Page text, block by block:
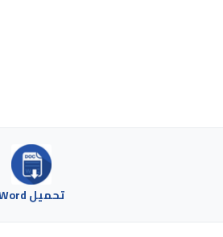
تحميل Word